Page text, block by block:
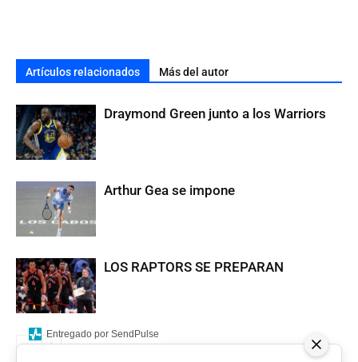
Artículos relacionados Más del autor
Draymond Green junto a los Warriors
Arthur Gea se impone
LOS RAPTORS SE PREPARAN
Entregado por SendPulse